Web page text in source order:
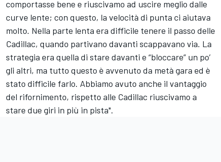
comportasse bene e riuscivamo ad uscire meglio dalle
curve lente; con questo, la velocità di punta ci aiutava
molto. Nella parte lenta era difficile tenere il passo delle
Cadillac, quando partivano davanti scappavano via. La
strategia era quella di stare davanti e “bloccare” un po’
gli altri, ma tutto questo è avvenuto da metà gara ed è
stato difficile farlo. Abbiamo avuto anche il vantaggio
del rifornimento, rispetto alle Cadillac riuscivamo a
stare due giri in più in pista".